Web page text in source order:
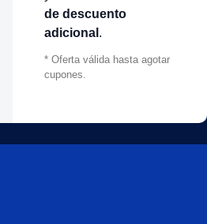
de descuento
adicional .
* Oferta válida hasta agotar
cupones.
En Colombia.
Certificado. Entrega 1 a 2 dias.